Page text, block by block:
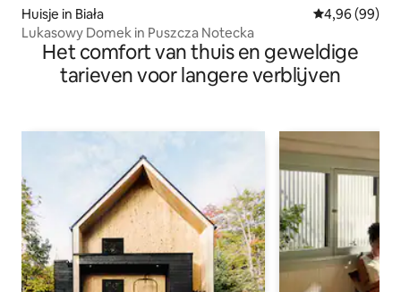
Huisje in Biała Gemiddelde
4,96 (99)
Lukasowy Domek in Puszcza Notecka
Het comfort van thuis en geweldige
tarieven voor langere verblijven